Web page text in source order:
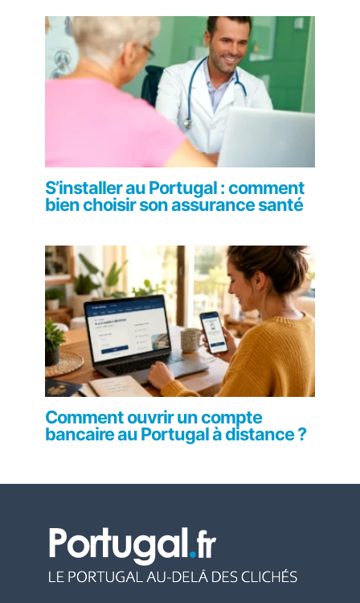
S’installer au Portugal : comment
bien choisir son assurance santé
Comment ouvrir un compte
bancaire au Portugal à distance ?